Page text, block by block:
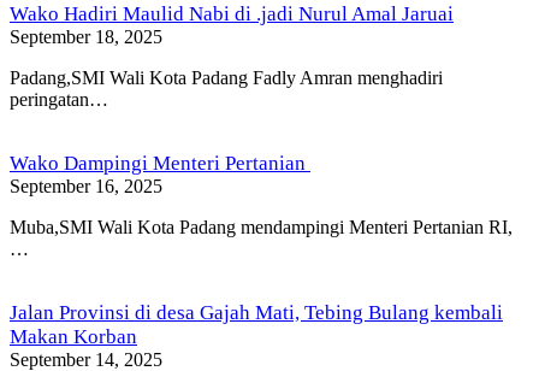
Wako Hadiri Maulid Nabi di .jadi Nurul Amal Jaruai
September 18, 2025
Padang,SMI Wali Kota Padang Fadly Amran menghadiri
peringatan…
Wako Dampingi Menteri Pertanian
September 16, 2025
Muba,SMI Wali Kota Padang mendampingi Menteri Pertanian RI,
…
Jalan Provinsi di desa Gajah Mati, Tebing Bulang kembali
Makan Korban
September 14, 2025